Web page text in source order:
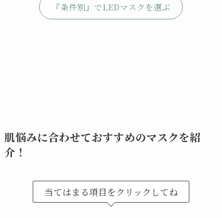
『条件別』でLEDマスクを選ぶ
肌悩みに合わせておすすめのマスクを紹
介！
当てはまる項目をクリックしてね